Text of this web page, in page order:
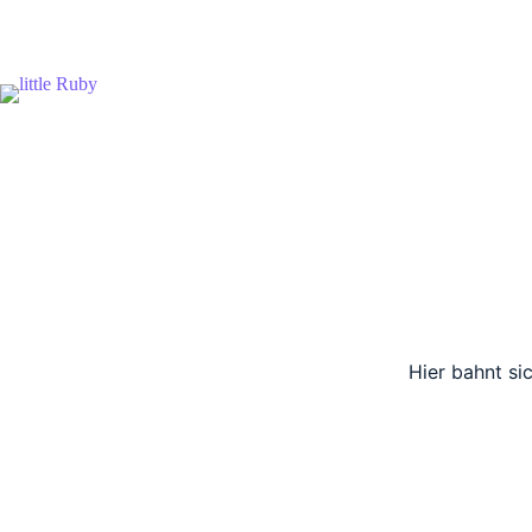
Hier bahnt